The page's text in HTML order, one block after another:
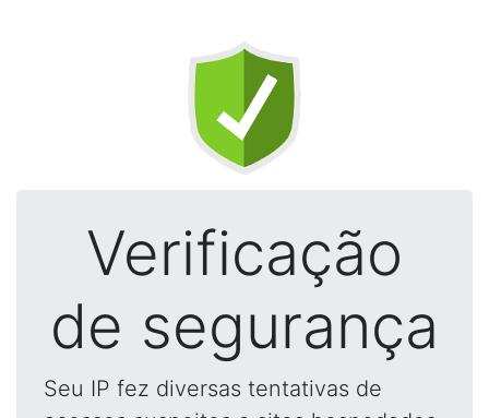
Verificação
de segurança
Seu IP fez diversas tentativas de